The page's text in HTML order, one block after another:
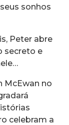
sonhos
Peter abre
secreto e
McEwan no
celebram a